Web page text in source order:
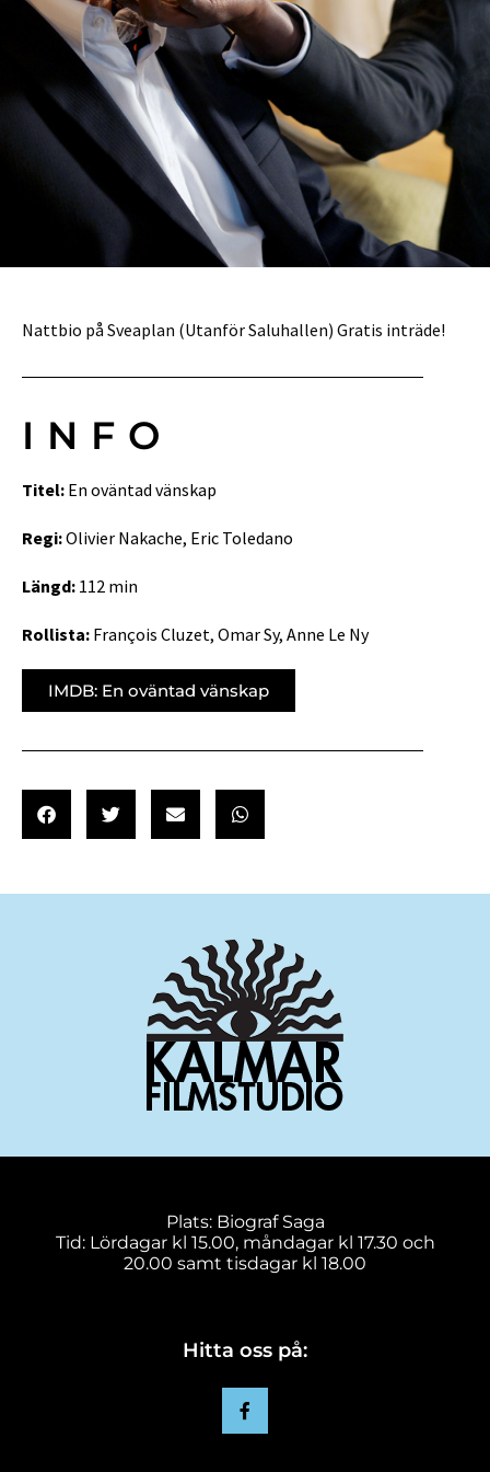
INFO
Titel: En oväntad vänskap
Regi:Olivier Nakache, Eric Toledano
Längd: 112 min
Rollista: François Cluzet, Omar Sy, Anne Le Ny
IMDB: En oväntad vänskap
Nattbio på Sveaplan (Utanför Saluhallen) Gratis inträde!
Plats: Biograf Saga
Tid: Lördagar kl 15.00, måndagar kl 17.30 och
20.00 samt tisdagar kl 18.00
Hitta oss på: